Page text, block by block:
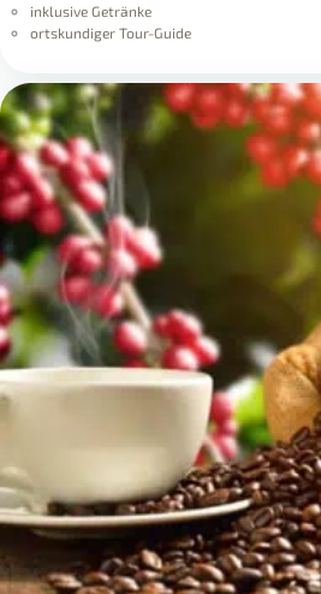
inklusive Getränke
ortskundiger Tour-Guide